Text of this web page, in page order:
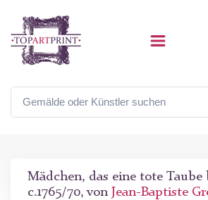
Mädchen, das eine tote Taube
c.1765/70, von Jean-Baptiste